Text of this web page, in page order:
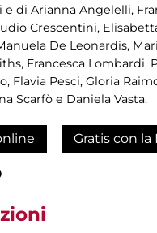
di Arianna Angelelli,
Crescentini,
De Leonardis,
Francesca Lombardi,
Flavia Pesci, Gloria
Scarfò e Daniela Vasta.
Gratis con la